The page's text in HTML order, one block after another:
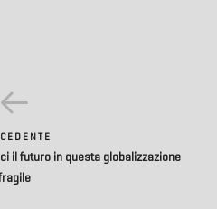
il futuro in questa globalizzazione